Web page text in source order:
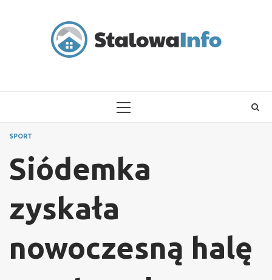
PRIMARY
SPORT
Siódemka
zyskała
nowoczesną halę